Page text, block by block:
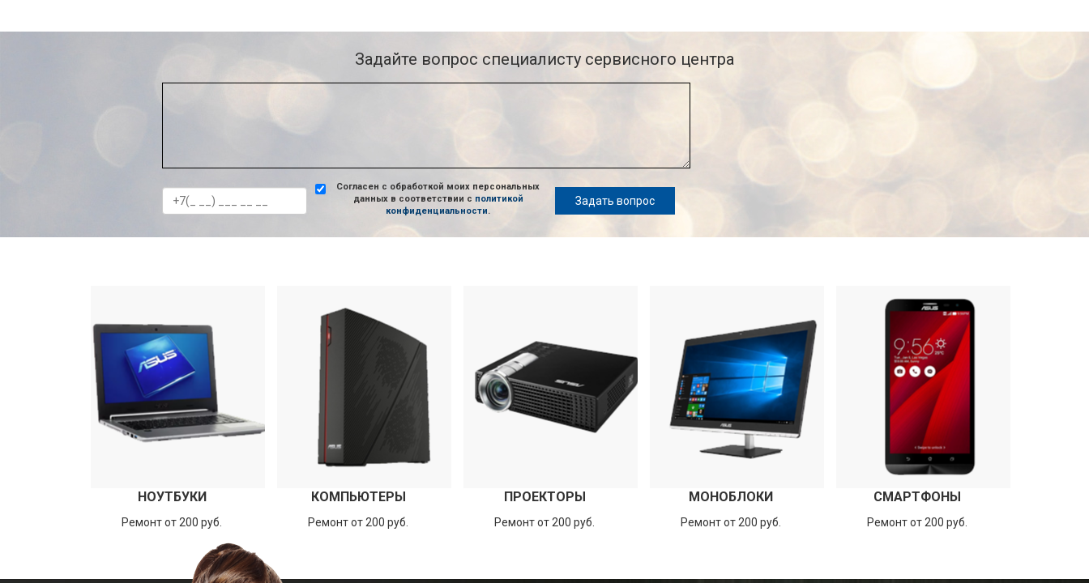
Задайте вопрос специалисту сервисного центра
Согласен с обработкой моих персональных
данных в соответствии с политикой
конфиденциальности.
Задать вопрос
НОУТБУКИ
Ремонт от 200 руб.
КОМПЬЮТЕРЫ
Ремонт от 200 руб.
ПРОЕКТОРЫ
Ремонт от 200 руб.
МОНОБЛОКИ
Ремонт от 200 руб.
СМАРТФОНЫ
Ремонт от 200 руб.